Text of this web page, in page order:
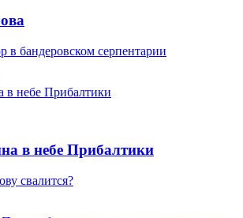
в бандеровском серпентарии
в небе Прибалтики
свалится?